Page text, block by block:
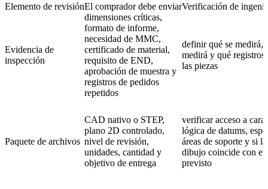
Elemento de revisiónEl comprador debe enviarVerificación de
Evidencia de
inspección
dimensiones críticas,
formato de informe,
necesidad de MMC,
certificado de material,
requisito de END,
aprobación de muestra y
registros de pedidos
repetidos
definir qué se medirá,
medirá y qué registros
las piezas
Paquete de archivos
CAD nativo o STEP,
plano 2D controlado,
nivel de revisión,
unidades, cantidad y
objetivo de entrega
verificar acceso a
lógica de datums,
áreas de soporte y si
dibujo coincide con el
previsto